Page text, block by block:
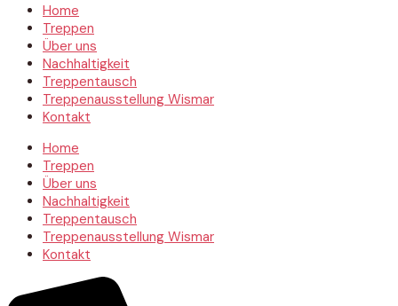
Home
Treppen
Über uns
Nachhaltigkeit
Treppentausch
Treppenausstellung Wismar
Kontakt
Home
Treppen
Über uns
Nachhaltigkeit
Treppentausch
Treppenausstellung Wismar
Kontakt